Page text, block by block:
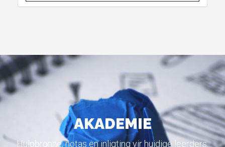
AKADEMIE
Hulpbronne, notas en inligting vir huidige leerders.